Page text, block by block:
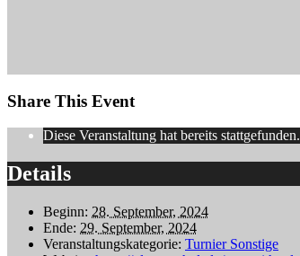
Share This Event
Diese Veranstaltung hat bereits stattgefunden.
Details
Beginn: 28. September, 2024
Ende: 29. September, 2024
Veranstaltungskategorie: Turnier Sonstige